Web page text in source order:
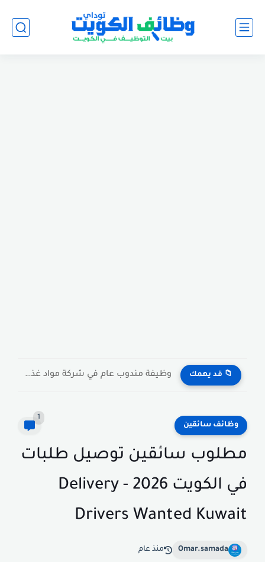
📁 قد يهمك وظيفة مندوب عام في شركة مواد غذائية بالكويت General Public...
وظائف سائقين
1
مطلوب سائقين توصيل طلبات
في الكويت 2026 - Delivery
Drivers Wanted Kuwait
Omar.samada منذ عام